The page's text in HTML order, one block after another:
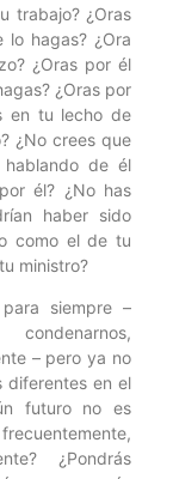
trabajo? ¿Oras
hagas? ¿Ora
¿Oras por él
¿Oras por
en tu lecho de
¿No crees que
hablando de él
él? ¿No has
haber sido
como el de tu
ministro?
siempre –
– pero ya no
diferentes en el
futuro no es
¿Pondrás